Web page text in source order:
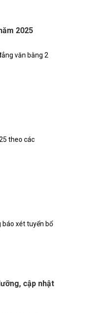
2025
văn bằng 2
theo các
báo xét tuyển bổ
cập nhật